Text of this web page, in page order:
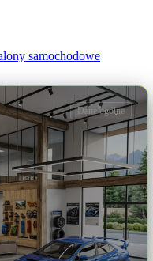
samochodowe
Dane ogólne